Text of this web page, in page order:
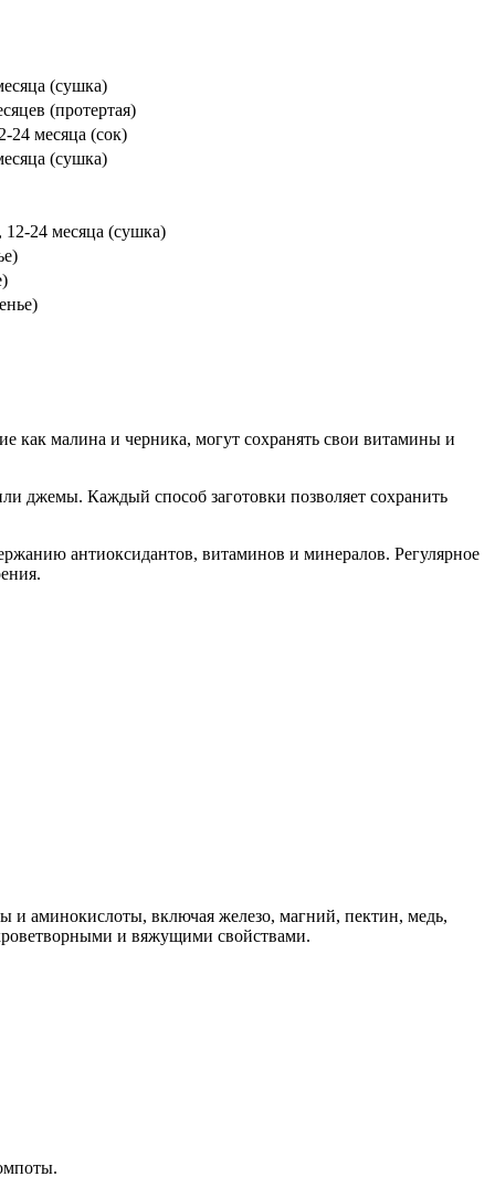
(сушка)
(протертая)
24 месяца (сок)
(сушка)
12-24 месяца (сушка)
как малина и черника, могут сохранять свои витамины и
джемы. Каждый способ заготовки позволяет сохранить
антиоксидантов, витаминов и минералов. Регулярное
и аминокислоты, включая железо, магний, пектин, медь,
и вяжущими свойствами.